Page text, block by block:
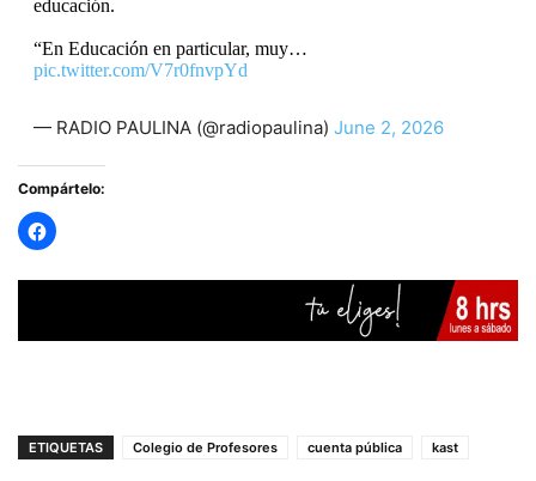
educación.
“En Educación en particular, muy…
pic.twitter.com/V7r0fnvpYd
— RADIO PAULINA (@radiopaulina) June 2, 2026
Compártelo:
ETIQUETAS Colegio de Profesores cuenta pública kast